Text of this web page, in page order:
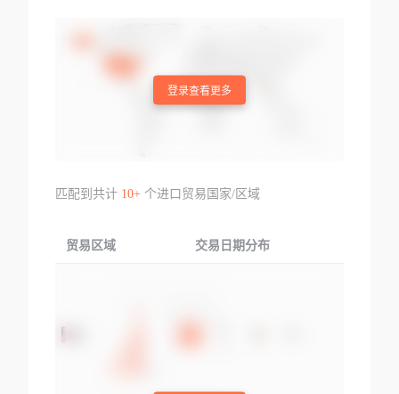
登录查看更多
匹配到共计 10+个进口贸易国家/区域
贸易区域 交易日期分布